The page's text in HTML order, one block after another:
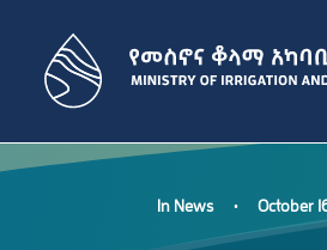
IRRIGATION DEVELOPMENT SECTOR
In News • October